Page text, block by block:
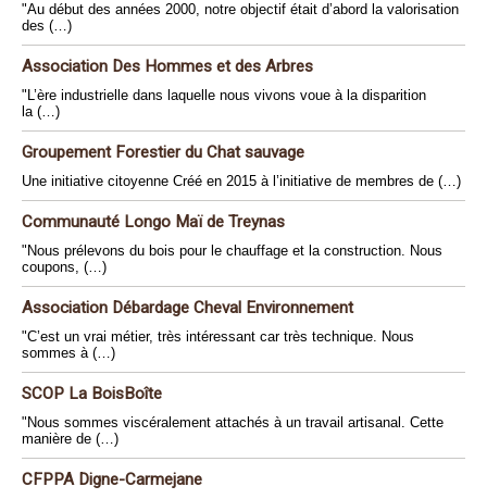
"Au début des années 2000, notre objectif était d’abord la valorisation
des (…)
Association Des Hommes et des Arbres
"L’ère industrielle dans laquelle nous vivons voue à la disparition
la (…)
Groupement Forestier du Chat sauvage
Une initiative citoyenne Créé en 2015 à l’initiative de membres de (…)
Communauté Longo Maï de Treynas
"Nous prélevons du bois pour le chauffage et la construction. Nous
coupons, (…)
Association Débardage Cheval Environnement
"C’est un vrai métier, très intéressant car très technique. Nous
sommes à (…)
SCOP La BoisBoîte
"Nous sommes viscéralement attachés à un travail artisanal. Cette
manière de (…)
CFPPA Digne-Carmejane